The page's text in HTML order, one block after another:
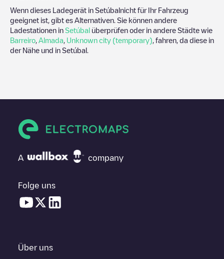
Wenn dieses Ladegerät in Setúbalnicht für Ihr Fahrzeug
geeignet ist, gibt es Alternativen. Sie können andere
Ladestationen in Setúbal überprüfen oder in andere Städte wie
Barreiro Almada Unknown city (temporary) , fahren, da diese in
der Nähe und in Setúbal
A company
Folge uns
Über uns